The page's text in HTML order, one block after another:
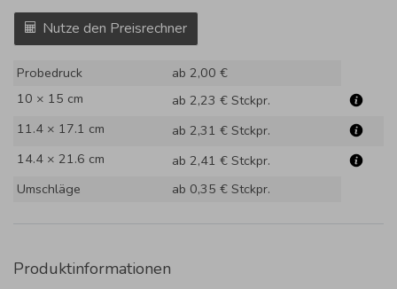
Nutze den Preisrechner
Probedruck
ab 2,00 €
10 × 15 cm
ab 2,23 € Stckpr.
11.4 × 17.1 cm
ab 2,31 € Stckpr.
14.4 × 21.6 cm
ab 2,41 € Stckpr.
Umschläge
ab 0,35 € Stckpr.
Produktinformationen